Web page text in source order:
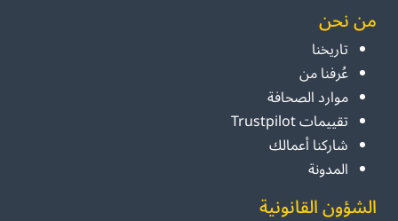
من نحن
تاريخنا
عُرفنا من
موارد الصحافة
تقييمات Trustpilot
شاركنا أعمالك
المدونة
الشؤون القانونية